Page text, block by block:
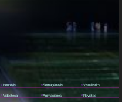
Heuresis Semagénesis Visualística
Videoteca Animaciones Revistas
e
e e
e
e
e